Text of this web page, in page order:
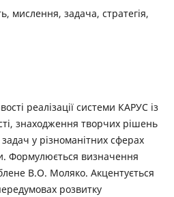
мислення, задача, стратегія,
реалізації системи КАРУС із
знаходження творчих рішень
у різноманітних сферах
Формулюється визначення
В.О. Моляко. Акцентується
розвитку